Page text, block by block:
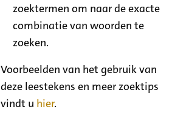
zoektermen om naar de exacte
combinatie van woorden te
zoeken.
Voorbeelden van het gebruik van
deze leestekens en meer zoektips
vindt u hier.